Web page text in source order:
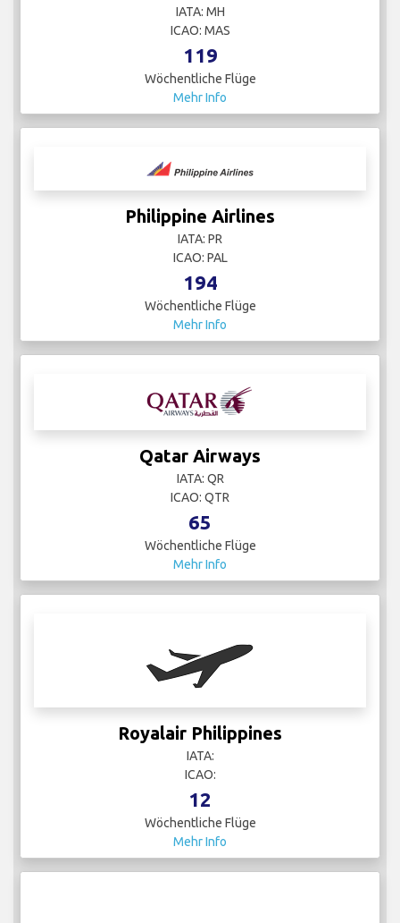
IATA: MH
ICAO: MAS
119
Wöchentliche Flüge
Mehr Info
Philippine Airlines
IATA: PR
ICAO: PAL
194
Wöchentliche Flüge
Mehr Info
Qatar Airways
IATA: QR
ICAO: QTR
65
Wöchentliche Flüge
Mehr Info
Royalair Philippines
IATA:
ICAO:
12
Wöchentliche Flüge
Mehr Info